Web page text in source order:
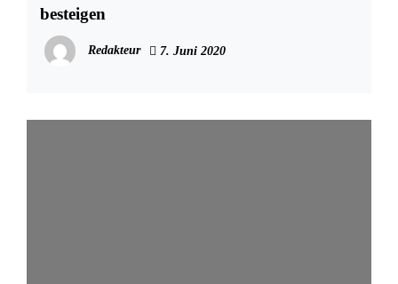
besteigen
Redakteur 7. Juni 2020